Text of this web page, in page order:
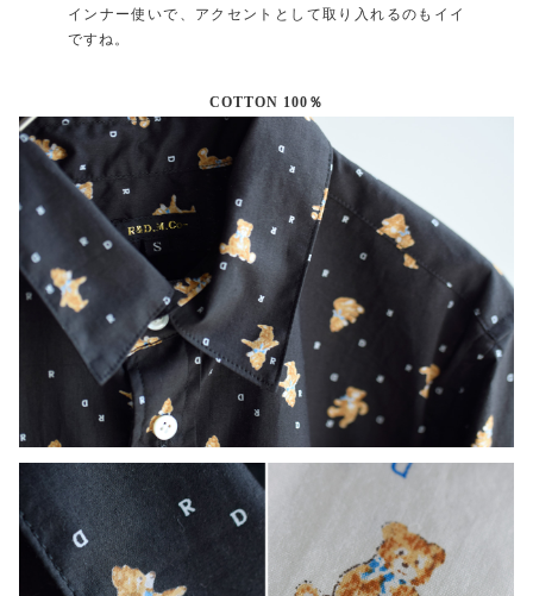
インナー使いで、アクセントとして取り入れるのもイイ
ですね。
COTTON 100％